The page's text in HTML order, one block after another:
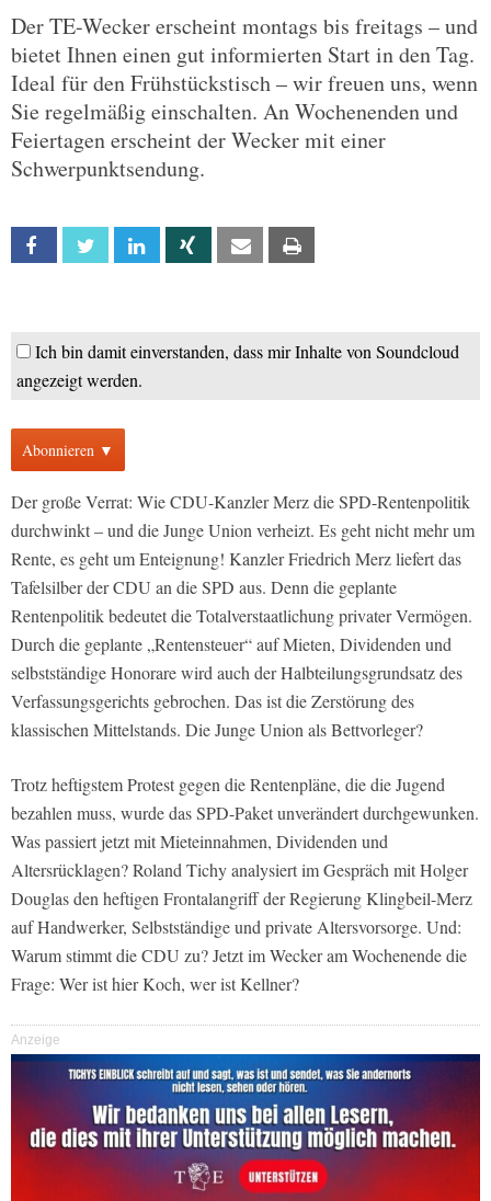
Der TE-Wecker erscheint montags bis freitags – und
bietet Ihnen einen gut informierten Start in den Tag.
Ideal für den Frühstückstisch – wir freuen uns, wenn
Sie regelmäßig einschalten. An Wochenenden und
Feiertagen erscheint der Wecker mit einer
Schwerpunktsendung.
Facebook Twitter Linkedin Xing Email
Ich bin damit einverstanden, dass mir Inhalte von Soundcloud
angezeigt werden.
Abonnieren ▼
Der große Verrat: Wie CDU-Kanzler Merz die SPD-Rentenpolitik
durchwinkt – und die Junge Union verheizt. Es geht nicht mehr um
Rente, es geht um Enteignung! Kanzler Friedrich Merz liefert das
Tafelsilber der CDU an die SPD aus. Denn die geplante
Rentenpolitik bedeutet die Totalverstaatlichung privater Vermögen.
Durch die geplante „Rentensteuer“ auf Mieten, Dividenden und
selbstständige Honorare wird auch der Halbteilungsgrundsatz des
Verfassungsgerichts gebrochen. Das ist die Zerstörung des
klassischen Mittelstands. Die Junge Union als Bettvorleger?
Trotz heftigstem Protest gegen die Rentenpläne, die die Jugend
bezahlen muss, wurde das SPD-Paket unverändert durchgewunken.
Was passiert jetzt mit Mieteinnahmen, Dividenden und
Altersrücklagen? Roland Tichy analysiert im Gespräch mit Holger
Douglas den heftigen Frontalangriff der Regierung Klingbeil-Merz
auf Handwerker, Selbstständige und private Altersvorsorge. Und:
Warum stimmt die CDU zu? Jetzt im Wecker am Wochenende die
Frage: Wer ist hier Koch, wer ist Kellner?
Anzeige